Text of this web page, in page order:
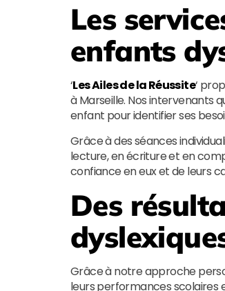
Les
enfants
‘Les Ailes de la Réussite‘
à Marseille. Nos intervenants
enfant pour identifier ses
Grâce à des séances
lecture, en écriture et en
confiance en eux et de leurs
Des
Grâce à notre approche
leurs performances scolaires